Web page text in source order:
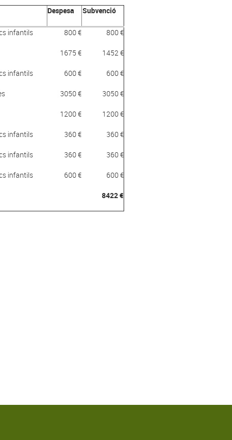
Despesa Subvenció
infantils 800 € 800 €
1675 € 1452 €
infantils 600 € 600 €
3050 € 3050 €
1200 € 1200 €
infantils 360 € 360 €
infantils 360 € 360 €
infantils 600 € 600 €
8422 €